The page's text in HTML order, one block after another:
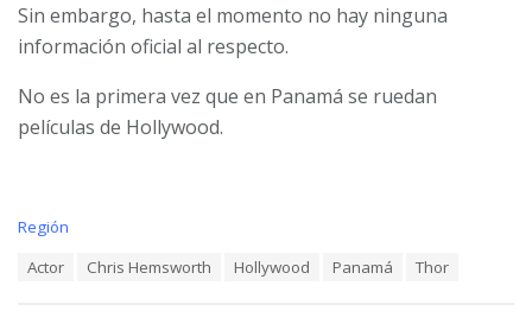
Sin embargo, hasta el momento no hay ninguna
información oficial al respecto.
No es la primera vez que en Panamá se ruedan
películas de Hollywood.
C
Región
Actor Chris Hemsworth Hollywood Panamá Thor